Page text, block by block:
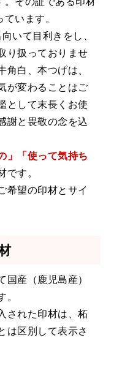
います。
いて目利きをし、
り扱っておりませ
角白、本つげは、
が変わることはご
として末長くお使
謝と畏敬の念を込
」「使って気持ち
です。
希望の印材とサイ
国産（鹿児島産）
。
された印材は、柘
は区別して表示さ